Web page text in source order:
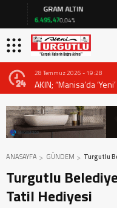
GRAM ALTIN
6.495,470,04%
28 Temmuz 2026 - 19:28
AKIN; “Manisa’da
ANASAYFA GÜNDEM Turgutlu
Turgutlu
Tatil Hediyesi